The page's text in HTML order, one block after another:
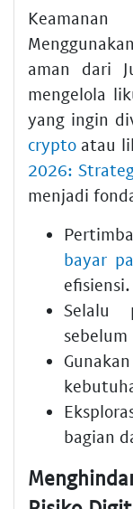
aman dari
mengelola
yang ingin
crypto atau
2026:
menjadi
bayar
efisiensi.
Selalu
Gunakan
bagian